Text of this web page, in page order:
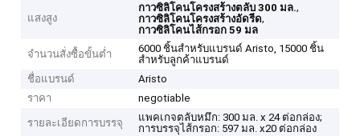
แสงสูง
กาวซิลิโคนโครงสร้างตลับ 300 มล.,
กาวซิลิโคนโครงสร้างอัดรีด,
กาวซิลิโคนไส้กรอก 59 มล
จำนวนสั่งซื้อขั้นต่ำ
6000 ชิ้นสำหรับแบรนด์ Aristo, 15000 ชิ้น
สำหรับลูกค้าแบรนด์
ชื่อแบรนด์
Aristo
ราคา
negotiable
รายละเอียดการบรรจุ
แพคเกจตลับหมึก: 300 มล. x 24 ต่อกล่อง;
การบรรจุไส้กรอก: 597 มล. x20 ต่อกล่อง